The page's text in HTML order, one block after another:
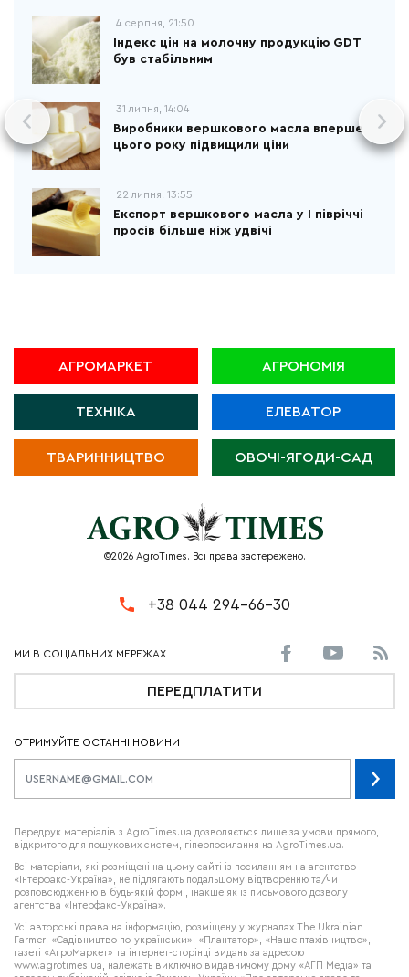
4 серпня, 21:50
Індекс цін на молочну продукцію GDT
був стабільним
31 липня, 14:04
Виробники вершкового масла вперше
цього року підвищили ціни
22 липня, 13:55
Експорт вершкового масла у І півріччі
просів більше ніж удвічі
АГРОМАРКЕТ АГРОНОМІЯ
ТЕХНІКА ЕЛЕВАТОР
ТВАРИННИЦТВО ОВОЧІ-ЯГОДИ-САД
©2026 AgroTimes. Всі права застережено.
+38 044 294-66-30
ПЕРЕДПЛАТИТИ
ОТРИМУЙТЕ ОСТАННІ НОВИНИ
Передрук матеріалів з AgroTimes.ua дозволяється лише за умови прямого,
відкритого для пошукових систем, гіперпосилання на AgroTimes.ua.
Всі матеріали, які розміщені на цьому сайті із посиланням на агентство
«Інтерфакс-Україна», не підлягають подальшому відтворенню та/чи
розповсюдженню в будь-якій формі, інакше як із письмового дозволу
агентства «Інтерфакс-Україна».
Усі авторські права на інформацію, розміщену у журналах The Ukrainian
Farmer , «Садівництво по-українськи», «Плантатор», «Наше птахівництво»,
газеті «АгроМаркет» та інтернет-сторінці видань за адресою
www.agrotimes.ua,
належать виключно видавничому дому «АГП Медіа» та